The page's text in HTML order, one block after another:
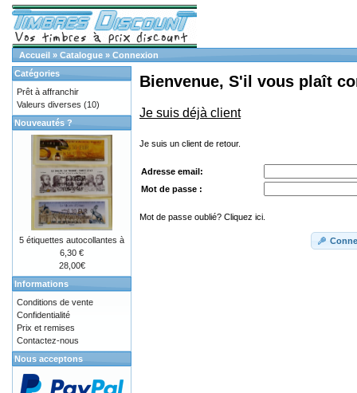
Accueil » Catalogue » Connexion
Bienvenue, S'il vous plaît
Je suis déjà client
Je suis un client de retour.
Adresse email:
Mot de passe :
Mot de passe oublié? Cliquez ici.
Catégories
Prêt à affranchir
Valeurs diverses (10)
Nouveautés ?
5 étiquettes autocollantes à
6,30 €
28,00€
Informations
Conditions de vente
Confidentialité
Prix et remises
Contactez-nous
Nous acceptons